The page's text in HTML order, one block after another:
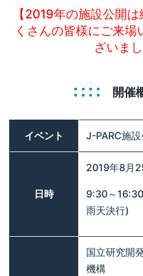
【2019年の施設公開
くさんの皆様にご来
ざいまし
開催
イベント J-PARC施
日時
2019年8月
9:30～
雨天決行)
国立研究開
機構